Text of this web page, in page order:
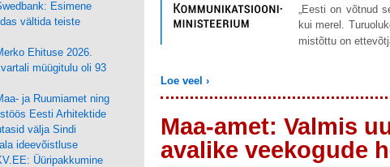
„Eesti on võtnud
kui merel.
mistõttu on
Loe veel ›
Maa-amet: Valmis
avalike veekogude
Esimene
vältida teiste
Ehituse 2026.
müügitulu oli 93
ja Ruumiamet ning
Eesti Arhitektide
välja Sindi
ideevõistluse
Üüripakkumine